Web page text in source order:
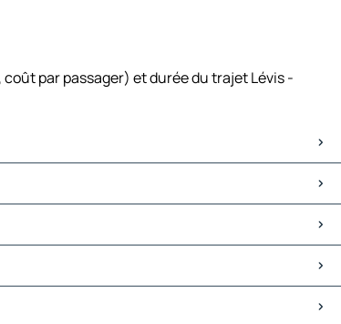
par passager) et durée du trajet Lévis -